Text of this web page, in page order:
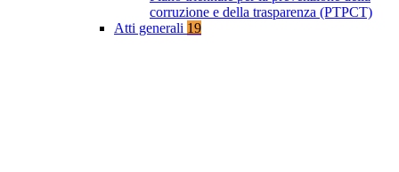
corruzione e della trasparenza (PTPCT)
Atti generali 19